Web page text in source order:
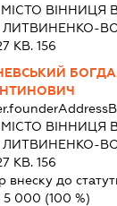
ВІННИЦЯ
ЛИТВИНЕНКО-
КВ. 156
ВІННИЦЯ
ЛИТВИНЕНКО-
КВ. 156
внеску до
5 000 (100 %)